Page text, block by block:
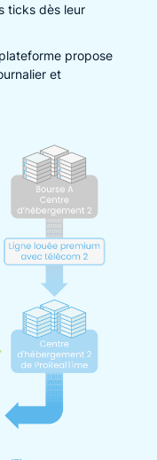
ticks dès leur
propose
et